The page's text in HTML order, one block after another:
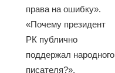
права на ошибку».
«Почему президент
РК публично
поддержал народного
писателя?».